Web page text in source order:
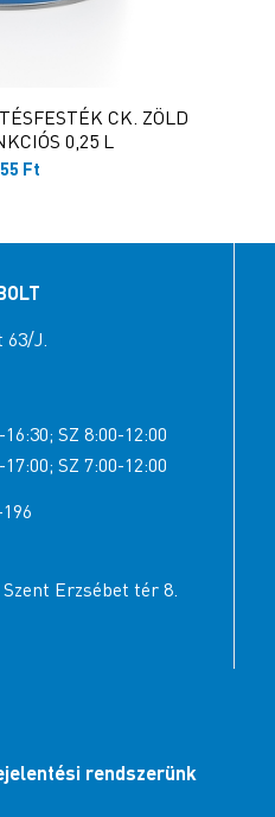
CK. ZÖLD
0,25 L
Ft
63/J.
SZ 8:00-12:00
SZ 7:00-12:00
Erzsébet tér 8.
rendszerünk